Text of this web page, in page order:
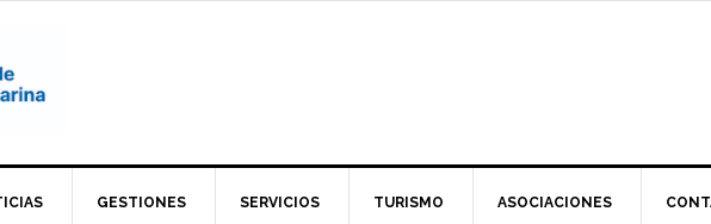
GESTIONES SERVICIOS TURISMO ASOCIACIONES